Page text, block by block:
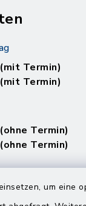
um
Termin)
Termin)
Termin)
Termin)